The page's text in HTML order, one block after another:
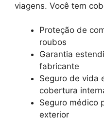
viagens. Você tem
Proteção de
roubos
Garantia
fabricante
Seguro de vida
cobertura
Seguro médico
exterior